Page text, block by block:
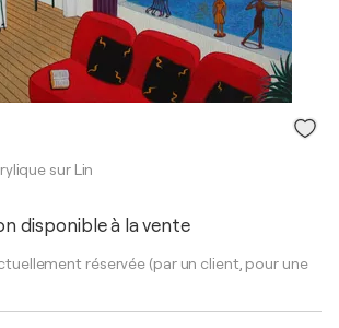
sur Lin
disponible à la vente
réservée (par un client, pour une